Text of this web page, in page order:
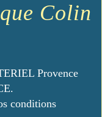
Colin
Provence
conditions